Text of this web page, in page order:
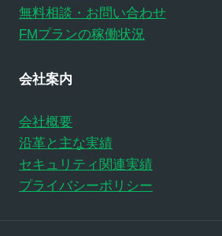
無料相談・お問い合わせ
FMプランの稼働状況
会社案内
会社概要
沿革と主な実績
セキュリティ関連実績
プライバシーポリシー